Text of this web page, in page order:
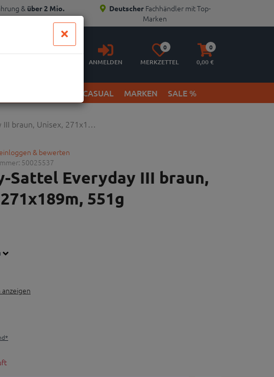
& über 2 Mio. Deutscher Fachhändler mit Top-
Marken
Anmelden
ANMELDEN
Merkzettel
aufklappen
0
MERKZETTEL
Warenkorb
aufklappen
0
0,00 €
STREETWEAR & CASUAL MARKEN SALE %
III braun, Unisex, 271x1…
& bewerten
50025537
Sattel Everyday III braun,
551g